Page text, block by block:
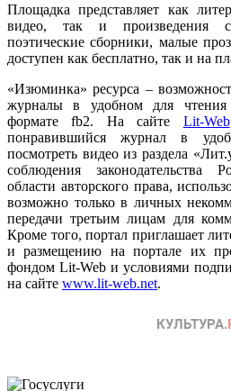
Площадка представляет как
видео, так и произведения
поэтические сборники, малые
доступен как бесплатно, так и на
«Изюминка» ресурса –
журналы в удобном для чтения
формате fb2. На сайте Lit-Web
понравившийся журнал в
посмотреть видео из раздела
соблюдения законодательства
области авторского права,
возможно только в личных
передачи третьим лицам для
Кроме того, портал приглашает
и размещению на портале их
фондом Lit-Web и условиями
на сайте www.lit-web.net.